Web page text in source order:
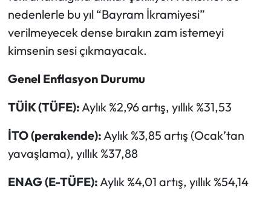
nedenlerle bu yıl “Bayram İkramiyesi”
verilmeyecek dense bırakın zam istemeyi
kimsenin sesi çıkmayacak.
Genel Enflasyon Durumu
TÜİK (TÜFE):Aylık %2,96 artış, yıllık %31,53
İTO (perakende):Aylık %3,85 artış (Ocak’tan
yavaşlama), yıllık %37,88
ENAG (E-TÜFE):Aylık %4,01 artış, yıllık %54,14